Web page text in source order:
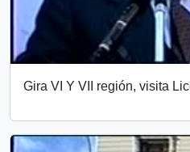
Gira VI Y VII región, visita